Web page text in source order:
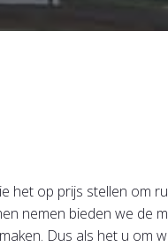
het op prijs stellen om
nemen bieden we de
Dus als het u om